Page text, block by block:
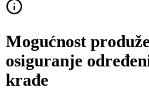
Mogućnost
osiguranje
krađe